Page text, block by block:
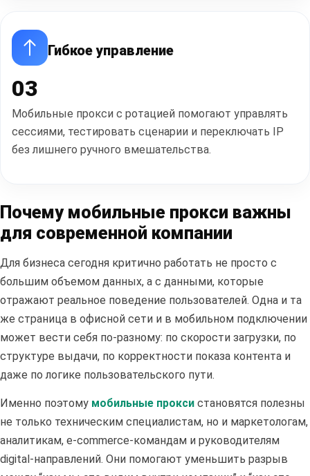
Гибкое управление
03
Мобильные прокси с ротацией помогают управлять
сессиями, тестировать сценарии и переключать IP
без лишнего ручного вмешательства.
Почему мобильные прокси важны
для современной компании
Для бизнеса сегодня критично работать не просто с
большим объемом данных, а с данными, которые
отражают реальное поведение пользователей. Одна и та
же страница в офисной сети и в мобильном подключении
может вести себя по-разному: по скорости загрузки, по
структуре выдачи, по корректности показа контента и
даже по логике пользовательского пути.
Именно поэтому мобильные прокси становятся полезны
не только техническим специалистам, но и маркетологам,
аналитикам, e-commerce-командам и руководителям
digital-направлений. Они помогают уменьшить разрыв